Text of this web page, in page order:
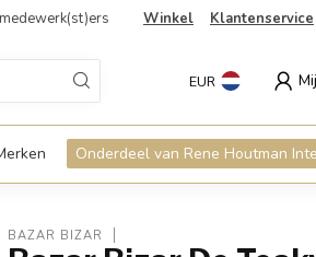
Winkel Klantenservice
EUR
Onderdeel van Rene Houtman
BAZAR BIZAR